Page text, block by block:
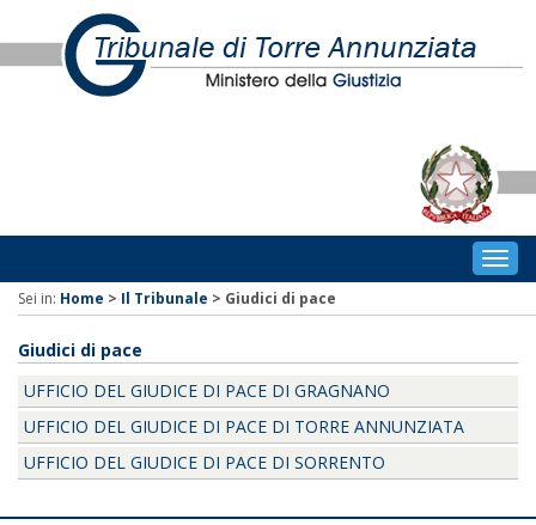
Sei in: Home > Il Tribunale > Giudici di pace
Giudici di pace
UFFICIO DEL GIUDICE DI PACE DI GRAGNANO
UFFICIO DEL GIUDICE DI PACE DI TORRE ANNUNZIATA
UFFICIO DEL GIUDICE DI PACE DI SORRENTO